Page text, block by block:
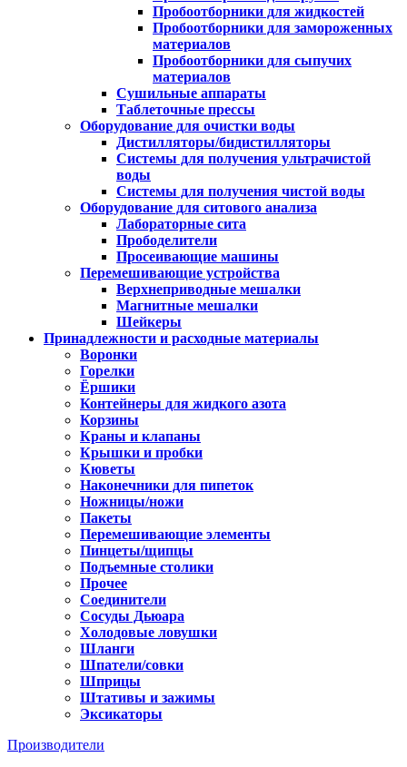
Пробоотборники для жидкостей
Пробоотборники для замороженных
материалов
Пробоотборники для сыпучих
материалов
Сушильные аппараты
Таблеточные прессы
Оборудование для очистки воды
Дистилляторы/бидистилляторы
Системы для получения ультрачистой
воды
Системы для получения чистой воды
Оборудование для ситового анализа
Лабораторные сита
Прободелители
Просеивающие машины
Перемешивающие устройства
Верхнеприводные мешалки
Магнитные мешалки
Шейкеры
Принадлежности и расходные материалы
Воронки
Горелки
Ёршики
Контейнеры для жидкого азота
Корзины
Краны и клапаны
Крышки и пробки
Кюветы
Наконечники для пипеток
Ножницы/ножи
Пакеты
Перемешивающие элементы
Пинцеты/щипцы
Подъемные столики
Прочее
Соединители
Сосуды Дьюара
Холодовые ловушки
Шланги
Шпатели/совки
Шприцы
Штативы и зажимы
Эксикаторы
Производители